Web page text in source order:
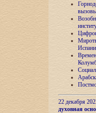
22 декабря
духовная